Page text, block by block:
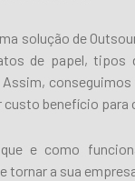
solução de
de papel,
benefício para
e como
tornar a sua